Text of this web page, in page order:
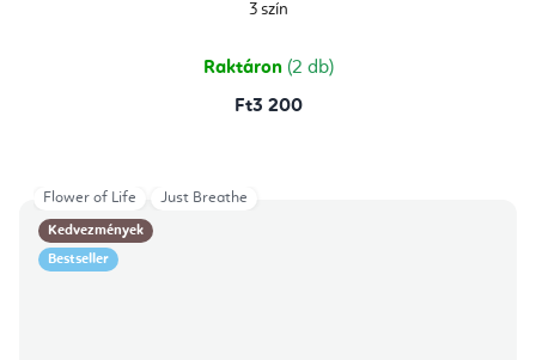
3 szín
Raktáron (2 db)
Ft3 200
Kedvezmények
Bestseller
Flower of Life Just Breathe